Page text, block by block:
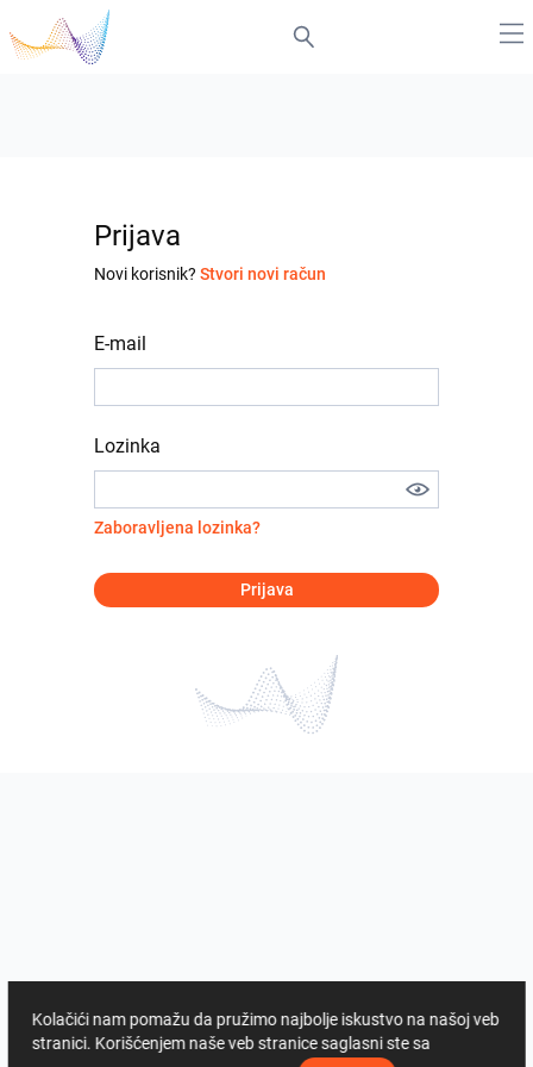
Prijava
Novi korisnik? Stvori novi račun
E-mail
Lozinka
Zaboravljena lozinka?
Prijava
Kolačići nam pomažu da pružimo najbolje iskustvo na našoj veb
stranici. Korišćenjem naše veb stranice saglasni ste sa